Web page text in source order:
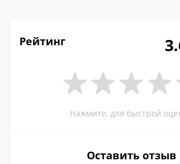
Рейтинг
Нажмите, для быстрой
Оставить отзыв